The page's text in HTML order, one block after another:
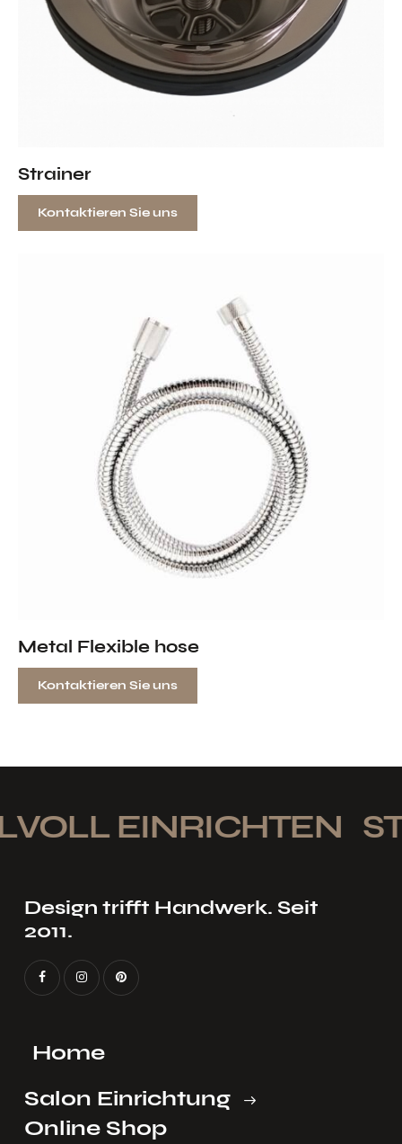
Strainer
Kontaktieren Sie uns
Metal Flexible hose
Kontaktieren Sie uns
EINRICHTEN
Design trifft Handwerk. Seit
2011.
Home
Salon Einrichtung
Online Shop